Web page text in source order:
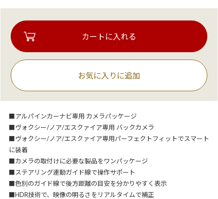
お気に入りに追加
■アルパインカーナビ専用 カメラパッケージ
■ヴォクシー/ノア/エスクァイア専用 バックカメラ
■ヴォクシー/ノア/エスクァイア専用パーフェクトフィットでスマート
に装着
■カメラの取付けに必要な製品をワンパッケージ
■ステアリング連動ガイド線で操作サポート
■色別のガイド線で後方距離の目安を分かりやすく表示
■HDR技術で、映像の明るさをリアルタイムで補正